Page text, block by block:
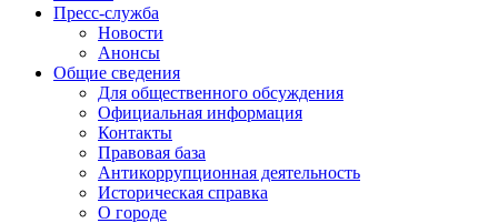
Пресс-служба
Новости
Анонсы
Общие сведения
Для общественного обсуждения
Официальная информация
Контакты
Правовая база
Антикоррупционная деятельность
Историческая справка
О городе